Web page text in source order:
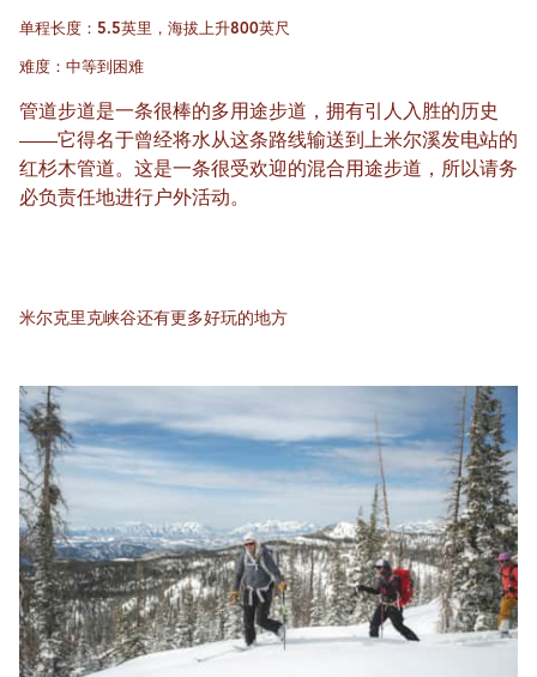
单程长度：5.5英里，海拔上升800英尺
难度：中等到困难
管道步道是一条很棒的多用途步道，拥有引人入胜的历史
——它得名于曾经将水从这条路线输送到上米尔溪发电站的
红杉木管道。这是一条很受欢迎的混合用途步道，所以请务
必负责任地进行户外活动。
米尔克里克峡谷还有更多好玩的地方